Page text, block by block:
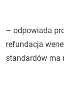
– odpowiada
refundacja
standardów ma